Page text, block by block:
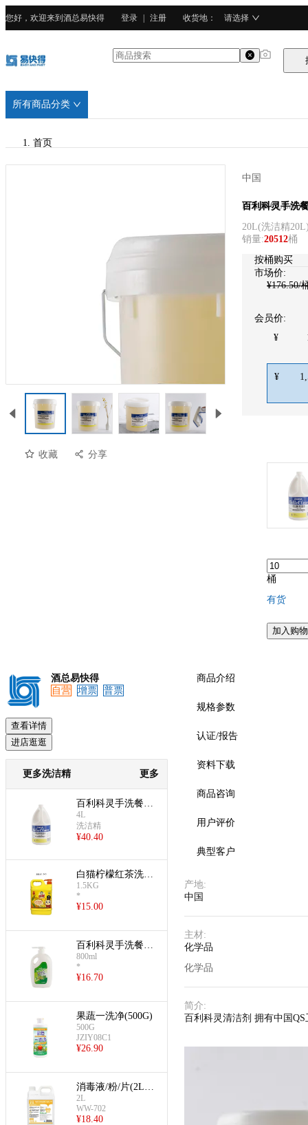
您好，欢迎来到酒总易快得 登录 注册 收货地 ： 请选择
所有商品分类
首页
预览
收藏 分享
中国
BELIECLEAN
百利科灵手洗
20L(洗洁精20L
销量:20512桶
按桶购买
市场价:
¥176.50/
会员价:
¥
¥
桶
有货
加入购
酒总易快得
自营
增票 普票
查看详情
进店逛逛
更多洗洁精 更多
百利科灵手洗餐具
用洗涤剂(4L)
4L
洗洁精
¥40.40
白猫柠檬红茶洗洁
精
1.5KG
*
¥15.00
百利科灵手洗餐具
用洗涤剂(800ml)
800ml
*
¥16.70
果蔬一洗净(500G)
500G
JZIY08C1
¥26.90
消毒液/粉/片(2L手
洗洗洁精)
2L
WW-702
¥18.40
商品介绍
规格参数
认证/报告
资料下载
商品咨询
用户评价
典型客户
产地:
中国
主材:
化学品
化学品
简介:
百利科灵清洁剂 拥有中国